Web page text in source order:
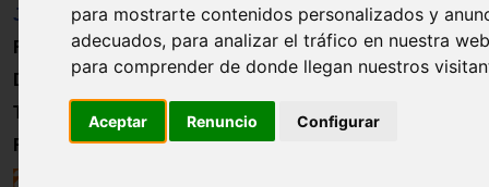
para mostrarte contenidos personalizados y
adecuados, para analizar el tráfico en nuestra
para comprender de donde llegan nuestros
Aceptar Renuncio Configurar
Juguetes
Formación
Directorio
Trabajo
Registro